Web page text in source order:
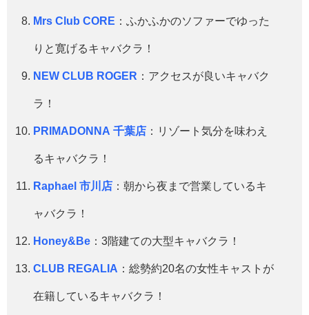
Mrs Club CORE ：ふかふかのソファーでゆった
りと寛げるキャバクラ！
NEW CLUB ROGER ：アクセスが良いキャバク
ラ！
PRIMADONNA 千葉店 ：リゾート気分を味わえ
るキャバクラ！
Raphael 市川店 ：朝から夜まで営業しているキ
ャバクラ！
Honey&Be ：3階建ての大型キャバクラ！
CLUB REGALIA ：総勢約20名の女性キャストが
在籍しているキャバクラ！